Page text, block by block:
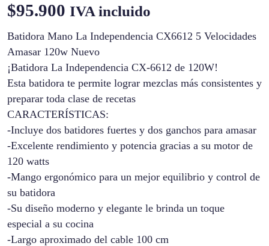
$95.900 IVA incluido
Batidora Mano La Independencia CX6612 5 Velocidades
Amasar 120w Nuevo
¡Batidora La Independencia CX-6612 de 120W!
Esta batidora te permite lograr mezclas más consistentes y
preparar toda clase de recetas
CARACTERÍSTICAS:
-Incluye dos batidores fuertes y dos ganchos para amasar
-Excelente rendimiento y potencia gracias a su motor de
120 watts
-Mango ergonómico para un mejor equilibrio y control de
su batidora
-Su diseño moderno y elegante le brinda un toque
especial a su cocina
-Largo aproximado del cable 100 cm